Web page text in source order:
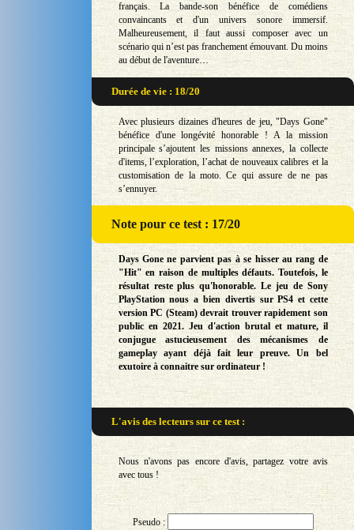
français. La bande-son bénéfice de comédiens
convaincants et d'un univers sonore immersif.
Malheureusement, il faut aussi composer avec un
scénario qui n’est pas franchement émouvant. Du moins
au début de l'aventure…
Durée de vie : 18/20
Avec plusieurs dizaines d'heures de jeu, "Days Gone"
bénéfice d'une longévité honorable ! A la mission
principale s’ajoutent les missions annexes, la collecte
d'items, l’exploration, l’achat de nouveaux calibres et la
customisation de la moto. Ce qui assure de ne pas
s’ennuyer.
Notepour ce test : 17/20
Days Gone ne parvient pas à se hisser au rang de
"Hit" en raison de multiples défauts. Toutefois, le
résultat reste plus qu'honorable. Le jeu de Sony
PlayStation nous a bien divertis sur PS4 et cette
version PC (Steam) devrait trouver rapidement son
public en 2021. Jeu d'action brutal et mature, il
conjugue astucieusement des mécanismes de
gameplay ayant déjà fait leur preuve. Un bel
exutoire à connaitre sur ordinateur !
L'avis des lecteurs surce test :
Nous n'avons pas encore d'avis, partagez votre avis
avec tous !
Pseudo :